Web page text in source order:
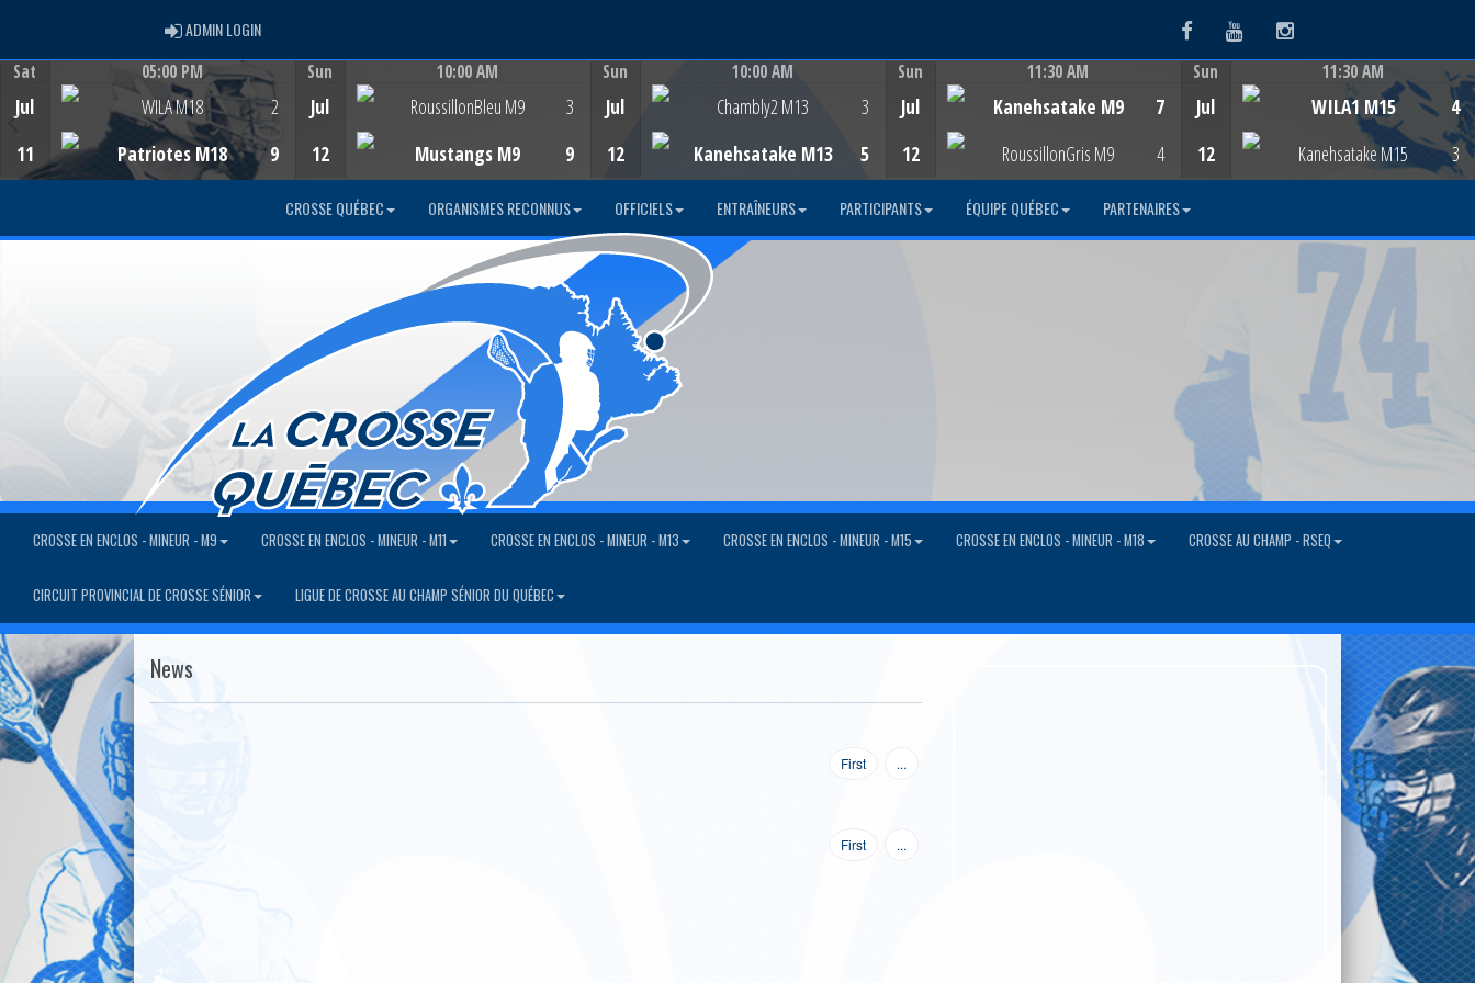
ADMIN LOGINADMIN LOGIN FacebookYoutubeInstagram
Game Centre
Sat
Jul
11
05:00 PM
WILA M18
Patriotes M18
2
9
Sun
Jul
12
10:00 AM
RoussillonBleu M9
Mustangs M9
3
9
Sun
Jul
12
10:00 AM
Chambly2 M13
Kanehsatake M13
3
5
Sun
Jul
12
11:30 AM
Kanehsatake M9
RoussillonGris M9
7
4
Game Centre
Sun
Jul
12
11:30 AM
WILA1 M15
Kanehsatake M15
4
3
CROSSE QUÉBEC ORGANISMES RECONNUS OFFICIELS ENTRAÎNEURS PARTICIPANTS ÉQUIPE QUÉBEC PARTENAIRES
CROSSE EN ENCLOS - MINEUR - M9 CROSSE EN ENCLOS - MINEUR - M11 CROSSE EN ENCLOS - MINEUR - M13 CROSSE EN ENCLOS - MINEUR - M15 CROSSE EN ENCLOS - MINEUR - M18 CROSSE AU CHAMP - RSEQ
CIRCUIT PROVINCIAL DE CROSSE SÉNIOR LIGUE DE CROSSE AU CHAMP SÉNIOR DU QUÉBEC
News
First ...
First ...